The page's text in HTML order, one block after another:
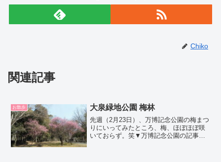
Chiko
関連記事
お散歩 大泉緑地公園 梅林
先週（2月23日）、万博記念公園の梅まつ
りにいってみたところ、梅、ほぼほぼ咲
いておらず。笑▼万博記念公園の記事は